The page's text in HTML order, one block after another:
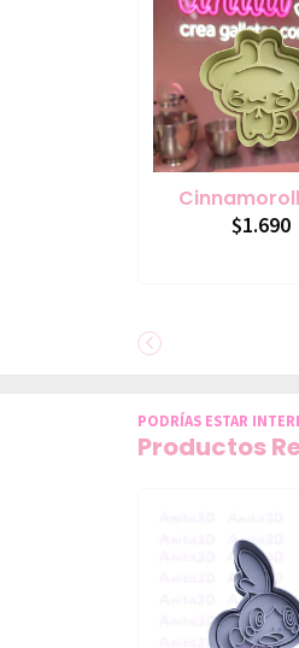
$1.690
PODRÍAS ESTAR
Productos